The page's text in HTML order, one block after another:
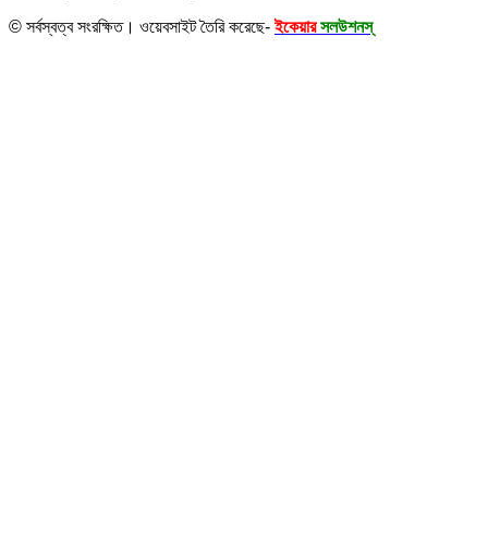
© সর্বস্বত্ব সংরক্ষিত। ওয়েবসাইট তৈরি করেছে-ইকেয়ার সলউশনস্